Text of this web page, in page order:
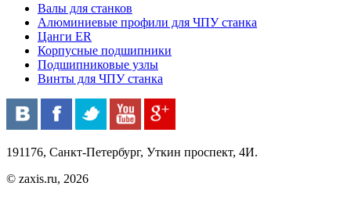
Валы для станков
Алюминиевые профили для ЧПУ станка
Цанги ER
Корпусные подшипники
Подшипниковые узлы
Винты для ЧПУ станка
191176, Санкт-Петербург, Уткин проспект, 4И.
© zaxis.ru, 2026